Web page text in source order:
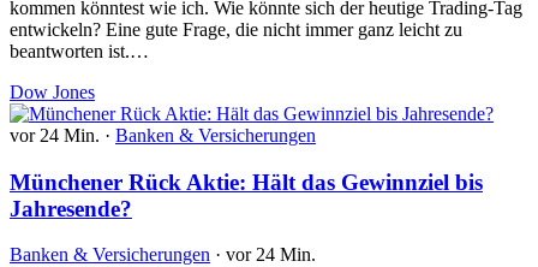
kommen könntest wie ich. Wie könnte sich der heutige Trading-Tag
entwickeln? Eine gute Frage, die nicht immer ganz leicht zu
beantworten ist.…
Dow Jones
vor 24 Min. · Banken & Versicherungen
Münchener Rück Aktie: Hält das Gewinnziel bis
Jahresende?
Banken & Versicherungen · vor 24 Min.